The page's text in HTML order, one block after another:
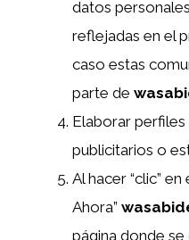
datos
reflejadas en el
caso estas
parte de
Elaborar
publicitarios o
Al hacer “clic”
Ahora”
página donde